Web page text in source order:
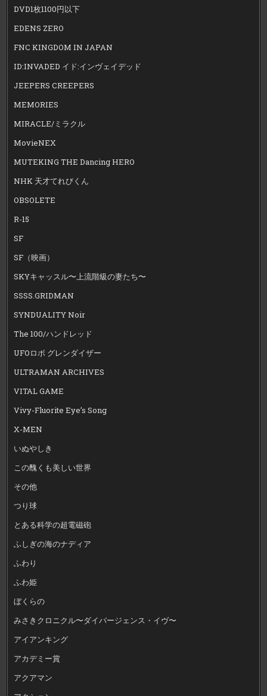
DVD1枚1100円以下
EDENS ZERO
FNC KINGDOM IN JAPAN
ID:INVADED イド:インヴェイデッド
JEEPERS CREEPERS
MEMORIES
MIRACLE/ミラクル
MovieNEX
MUTEKING THE Dancing HERO
NHK 天才てれびくん
OBSOLETE
R-15
SF
SF（映画）
SKYキャッスル〜上流階級の妻たち〜
SSSS.GRIDMAN
SYNDUALITY Noir
The 100/ハンドレッド
UFOロボ グレンダイザー
ULTRAMAN ARCHIVES
VITAL GAME
Vivy-Fluorite Eye’s Song
X-MEN
いぬやしき
この醜くも美しい世界
その他
つり球
とある科学の超電磁砲
ふしぎの海のナディア
ふわり
ふわ姫
ぼくらの
みさきクロニクル〜ダイバージェンス・イヴ〜
アイアンキング
アカデミー賞
アクアマン